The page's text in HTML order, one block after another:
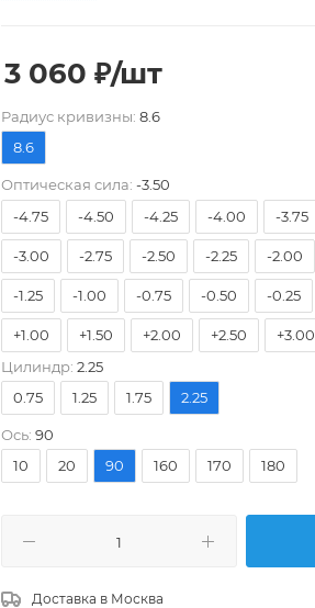
3 060 ₽/шт
Pадиус кривизны: 8.6
8.6
Оптическая сила: -3.50
-10.00
-6.00
-4.75 -4.50 -4.25 -4.00 -3.75
-3.00 -2.75 -2.50 -2.25 -2.00
-1.25 -1.00 -0.75 -0.50 -0.25
+1.00 +1.50 +2.00 +2.50 +3.00
+4.00 +4.50
Цилиндр: 2.25
0.75
1.25 1.75 2.25
Ось: 90
10
20 90 160 170 180
Доставка в Москва